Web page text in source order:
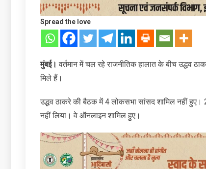
Spread the love
मुंबई। वर्तमान में चल रहे राजनीतिक हालात के बीच
मिले हैं।
उद्धव ठाकरे की बैठक में 4 लोकसभा सांसद शामिल नहीं
नहीं लिया। वे ऑनलाइन शामिल हुए।